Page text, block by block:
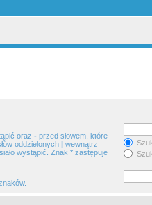
oraz - przed słowem, które
oddzielonych | wewnątrz
wystąpić. Znak * zastępuje